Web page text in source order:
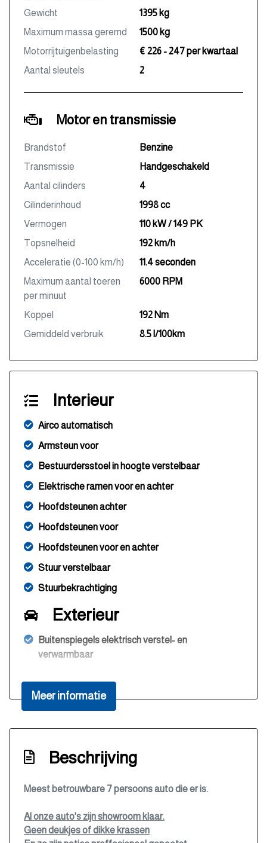
Gewicht
1395 kg
Maximum massa geremd
1500 kg
Motorrijtuigenbelasting
€ 226 - 247 per kwartaal
Aantal sleutels
2
Motor en transmissie
Brandstof
Benzine
Transmissie
Handgeschakeld
Aantal cilinders
4
Cilinderinhoud
1998 cc
Vermogen
110 kW / 149 PK
Topsnelheid
192 km/h
Acceleratie (0-100 km/h)
11.4 seconden
Maximum aantal toeren
per minuut
6000 RPM
Koppel
192 Nm
Gemiddeld verbruik
8.5 l/100km
Interieur
Airco automatisch
Armsteun voor
Bestuurdersstoel in hoogte verstelbaar
Elektrische ramen voor en achter
Hoofdsteunen achter
Hoofdsteunen voor
Hoofdsteunen voor en achter
Stuur verstelbaar
Stuurbekrachtiging
Exterieur
Buitenspiegels elektrisch verstel- en
verwarmbaar
Bumpers in carrosseriekleur
Getint glas
Overige
Anti blokkeer systeem
Bestuurdersairbag
Meer informatie
Beschrijving
Meest betrouwbare 7 persoons auto die er is.
Al onze auto's zijn showroom klaar.
Geen deukjes of dikke krassen